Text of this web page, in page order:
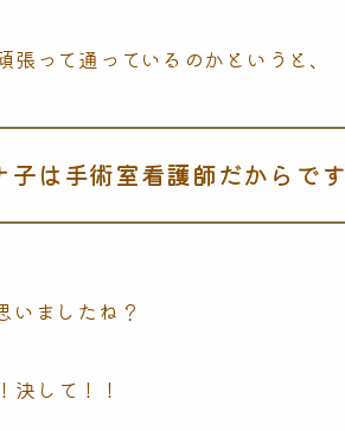
って通っているのかというと、
子は手術室看護師だからです
いましたね？
決して！！